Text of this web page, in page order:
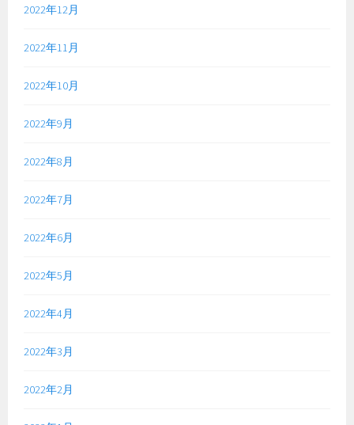
2022年12月
2022年11月
2022年10月
2022年9月
2022年8月
2022年7月
2022年6月
2022年5月
2022年4月
2022年3月
2022年2月